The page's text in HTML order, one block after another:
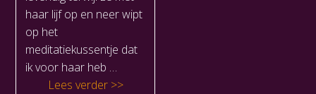
haar lijf op en neer wipt
op het
meditatiekussentje dat
ik voor haar heb …
Lees verder “De reis van zelfacceptatie”